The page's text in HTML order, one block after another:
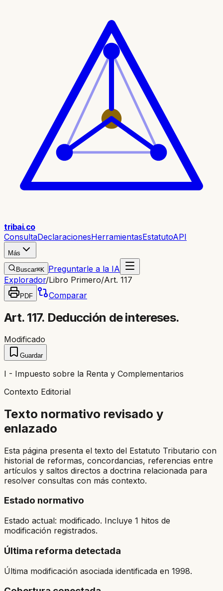
tribai.co
ConsultaDeclaracionesHerramientasEstatutoAPI
Más
Buscar⌘K Preguntarle a la IA
Explorador/Libro Primero/Art. 117
PDF Comparar
Art. 117. Deducción de intereses.
Modificado
Guardar
I - Impuesto sobre la Renta y Complementarios
Contexto Editorial
Texto normativo revisado y
enlazado
Esta página presenta el texto del Estatuto Tributario con
historial de reformas, concordancias, referencias entre
artículos y saltos directos a doctrina relacionada para
resolver consultas con más contexto.
Estado normativo
Estado actual: modificado. Incluye 1 hitos de
modificación registrados.
Última reforma detectada
Última modificación asociada identificada en 1998.